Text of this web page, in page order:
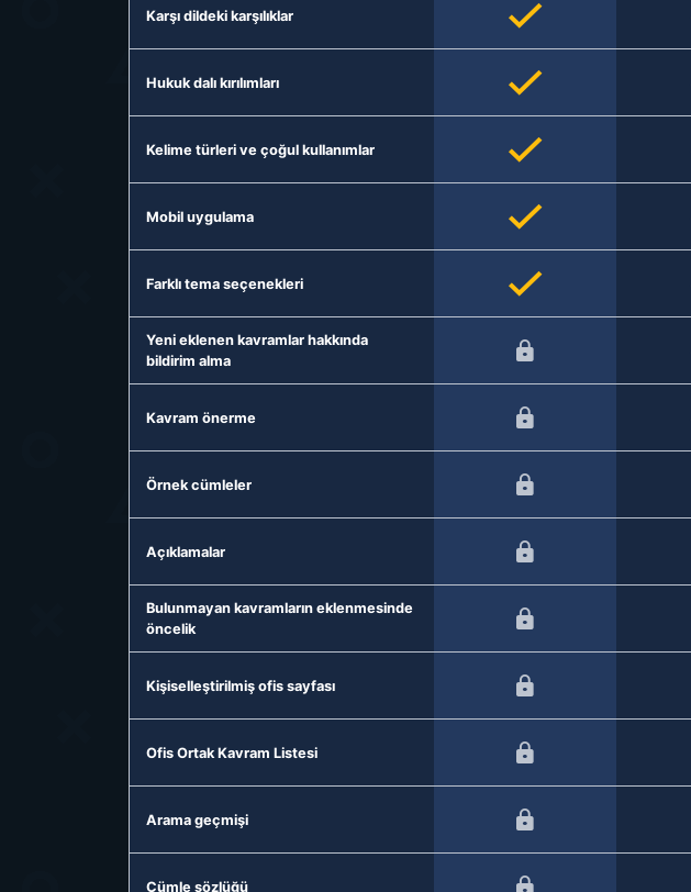
Karşı dildeki karşılıklar
Hukuk dalı kırılımları
Kelime türleri ve çoğul kullanımlar
Mobil uygulama
Farklı tema seçenekleri
Yeni eklenen kavramlar hakkında
bildirim alma
Kavram önerme
Örnek cümleler
Açıklamalar
Bulunmayan kavramların eklenmesinde
öncelik
Kişiselleştirilmiş ofis sayfası
Ofis Ortak Kavram Listesi
Arama geçmişi
Cümle sözlüğü